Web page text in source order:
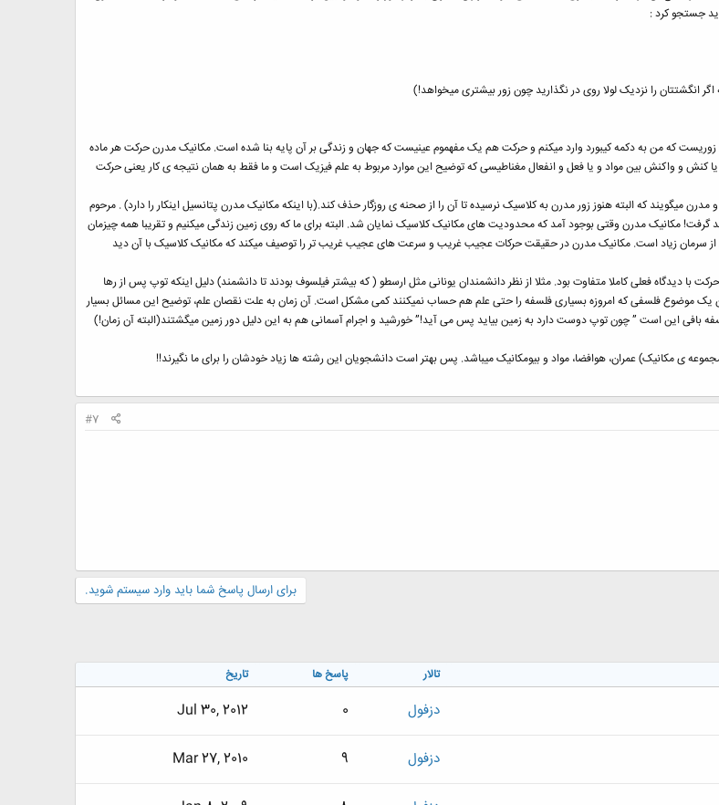
جستجو کرد :
انگشتتان را نزدیک لولا روی در نگذارید چون زور بیشتری میخواهد!)
زوریست که من به دکمه کیبورد وارد میکنم و حرکت هم یک مفهموم عینیست که جهان و زندگی بر آن پایه بنا شده است. مکانیک مدرن حرکت هر ماده
یا کنش و واکنش بین مواد و یا فعل و انفعال مغناطیسی که توضیح این موارد مربوط به علم فیزیک است و ما فقط به همان نتیجه ی کار یعنی حرکت
میگویند که البته هنوز زور مدرن به کلاسیک نرسیده تا آن را از صحنه ی روزگار حذف کند.(با اینکه مکانیک مدرن پتانسیل اینکار را دارد) . مرحوم
گرفت! مکانیک مدرن وقتی بوجود آمد که محدودیت های مکانیک کلاسیک نمایان شد. البته برای ما که روی زمین زندگی میکنیم و تقریبا همه چیزمان
سرمان زیاد است. مکانیک مدرن در حقیقت حرکات عجیب غریب و سرعت های عجیب غریب تر را توصیف میکند که مکانیک کلاسیک با آن دید
دانشمندان در مورد حرکت با دیدگاه فعلی کاملا متفاوت بود. مثلا از نظر دانشمندان یونانی مثل ارسطو ( که بیشتر فیلسوف بودند تا دانشمند) دلیل اینکه توپ پس از رها
فلسفی که امروزه بسیاری فلسفه را حتی علم هم حساب نمیکنند کمی مشکل است. آن زمان به علت نقصان علم، توضیح این مسائل بسیار
بافی این است ” چون توپ دوست دارد به زمین بیاید پس می آید!” خورشید و اجرام آسمانی هم به این دلیل دور زمین میگشتند(البته آن زمان!)
ی مکانیک) عمران، هوافضا، مواد و بیومکانیک میباشد. پس بهتر است دانشجویان این رشته ها زیاد خودشان را برای ما نگیرند!!
#7
برای ارسال پاسخ شما باید وارد سیستم شوید.
تالار پاسخ ها تاریخ
دزفول 0
Jul 30, 2012
دزفول 9
Mar 27, 2010